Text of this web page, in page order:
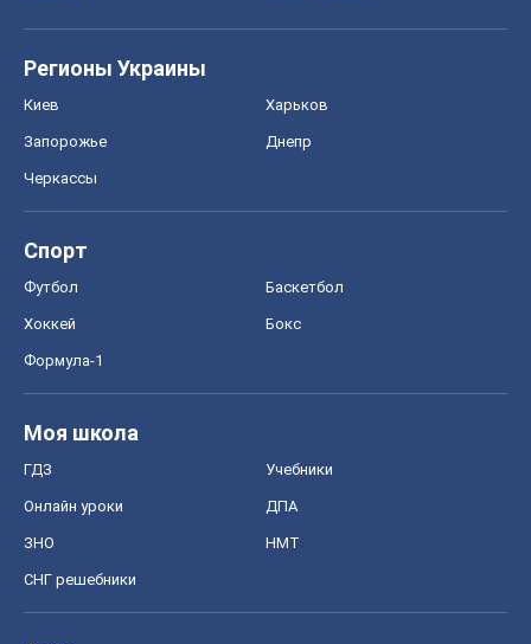
Регионы Украины
Киев Харьков
Запорожье Днепр
Черкассы
Спорт
Футбол Баскетбол
Хоккей Бокс
Формула-1
Моя школа
ГДЗ Учебники
Онлайн уроки ДПА
ЗНО НМТ
СНГ решебники